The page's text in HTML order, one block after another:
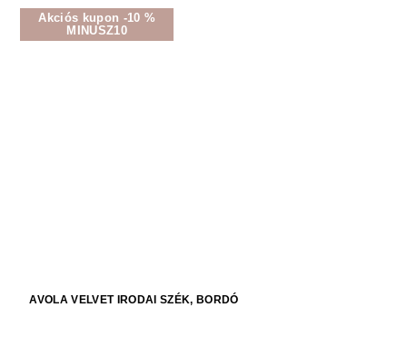
Akciós kupon -10 %
MINUSZ10
AVOLA VELVET IRODAI SZÉK, BORDÓ